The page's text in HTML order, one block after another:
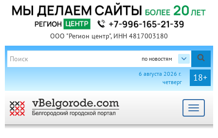
ООО "Регион центр", ИНН 4817003180
по новостям
18+
6 августа 2026 г.
четверг
Toggle